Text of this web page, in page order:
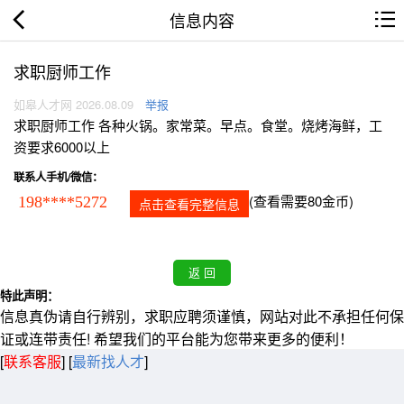
信息内容
求职厨师工作
如皋人才网 2026.08.09 举报
求职厨师工作 各种火锅。家常菜。早点。食堂。烧烤海鲜，工
资要求6000以上
联系人手机/微信：
198****5272 点击查看完整信息 (查看需要80金币)
特此声明：
信息真伪请自行辨别，求职应聘须谨慎，网站对此不承担任何保
证或连带责任! 希望我们的平台能为您带来更多的便利！
[联系客服] [最新找人才]